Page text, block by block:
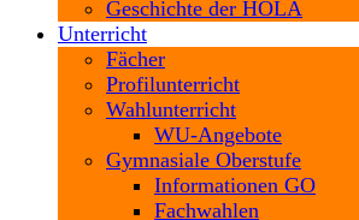
Geschichte der HOLA
Unterricht
Fächer
Profilunterricht
Wahlunterricht
WU-Angebote
Gymnasiale Oberstufe
Informationen GO
Fachwahlen